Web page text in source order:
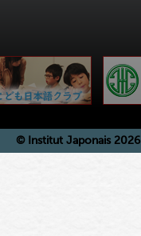
© Institut Japonais 2026